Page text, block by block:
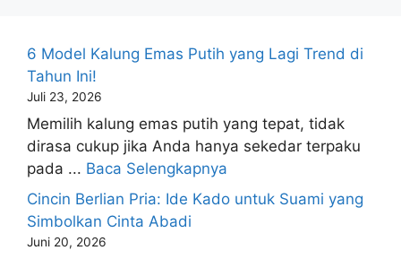
6 Model Kalung Emas Putih yang Lagi Trend di
Tahun Ini!
Juli 23, 2026
Memilih kalung emas putih yang tepat, tidak
dirasa cukup jika Anda hanya sekedar terpaku
pada ... Baca Selengkapnya
Cincin Berlian Pria: Ide Kado untuk Suami yang
Simbolkan Cinta Abadi
Juni 20, 2026